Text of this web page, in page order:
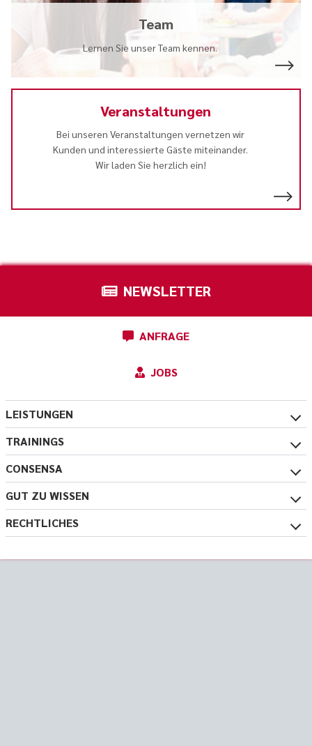
Team
Lernen Sie unser Team kennen.
Veranstaltungen
Bei unseren Veranstaltungen vernetzen wir
Kunden und interessierte Gäste miteinander.
Wir laden Sie herzlich ein!
NEWSLETTER
ANFRAGE
JOBS
LEISTUNGEN
TRAININGS
CONSENSA
GUT ZU WISSEN
RECHTLICHES